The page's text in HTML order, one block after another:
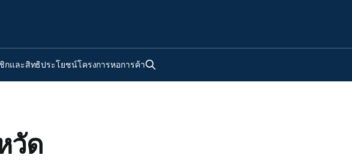
กและสิทธิประโยชน์โครงการหอการค้า
วัด